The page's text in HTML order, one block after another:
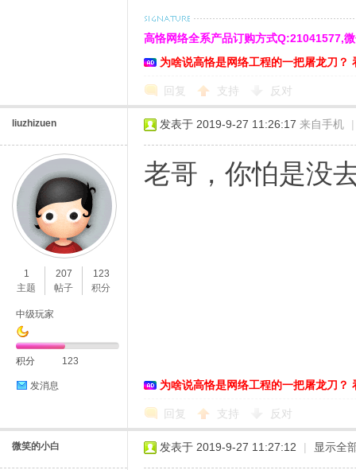
高恪网络全系产品订购方式Q:21041577,
为啥说高恪是网络工程的一把屠龙刀？
回复 支持 反对
liuzhizuen
1
主题
207
帖子
123
积分
中级玩家
积分 123
发消息
发表于 2019-9-27 11:26:17 来自手机 |
老哥，你怕是没
为啥说高恪是网络工程的一把屠龙刀？
回复 支持 反对
微笑的小白 发表于 2019-9-27 11:27:12 | 显示全